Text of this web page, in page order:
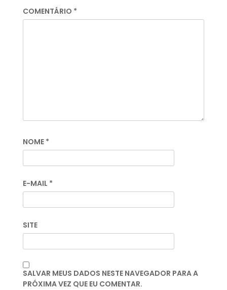
COMENTÁRIO *
NOME *
E-MAIL *
SITE
SALVAR MEUS DADOS NESTE NAVEGADOR PARA A
PRÓXIMA VEZ QUE EU COMENTAR.